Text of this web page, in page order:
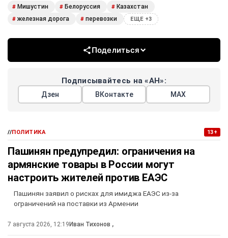
# Мишустин # Белоруссия # Казахстан
# железная дорога # перевозки ЕЩЕ +3
Поделиться
Подписывайтесь на «АН»:
Дзен ВКонтакте МАХ
//ПОЛИТИКА 13+
Пашинян предупредил: ограничения на
армянские товары в России могут
настроить жителей против ЕАЭС
Пашинян заявил о рисках для имиджа ЕАЭС из-за
ограничений на поставки из Армении
7 августа 2026, 12:19 Иван Тихонов ,